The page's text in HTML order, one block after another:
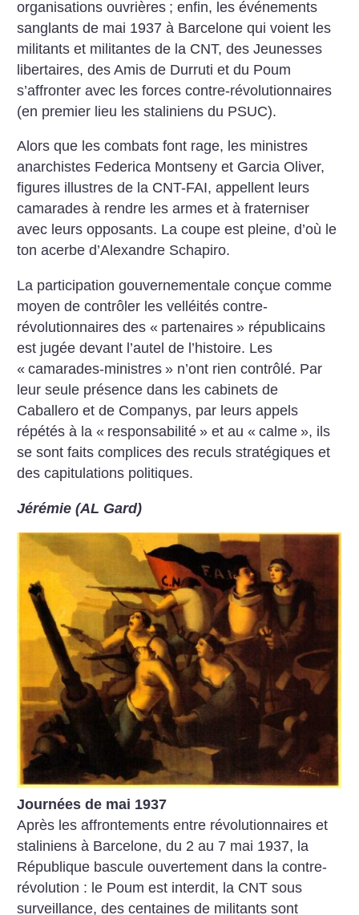
organisations ouvrières ; enfin, les événements
sanglants de mai 1937 à Barcelone qui voient les
militants et militantes de la CNT, des Jeunesses
libertaires, des Amis de Durruti et du Poum
s’affronter avec les forces contre-révolutionnaires
(en premier lieu les staliniens du PSUC).
Alors que les combats font rage, les ministres
anarchistes Federica Montseny et Garcia Oliver,
figures illustres de la CNT-FAI, appellent leurs
camarades à rendre les armes et à fraterniser
avec leurs opposants. La coupe est pleine, d’où le
ton acerbe d’Alexandre Schapiro.
La participation gouvernementale conçue comme
moyen de contrôler les velléités contre-
révolutionnaires des « partenaires » républicains
est jugée devant l’autel de l’histoire. Les
« camarades-ministres » n’ont rien contrôlé. Par
leur seule présence dans les cabinets de
Caballero et de Companys, par leurs appels
répétés à la « responsabilité » et au « calme », ils
se sont faits complices des reculs stratégiques et
des capitulations politiques.
Jérémie (AL Gard)
Journées de mai 1937
Après les affrontements entre révolutionnaires et
staliniens à Barcelone, du 2 au 7 mai 1937, la
République bascule ouvertement dans la contre-
révolution : le Poum est interdit, la CNT sous
surveillance, des centaines de militants sont